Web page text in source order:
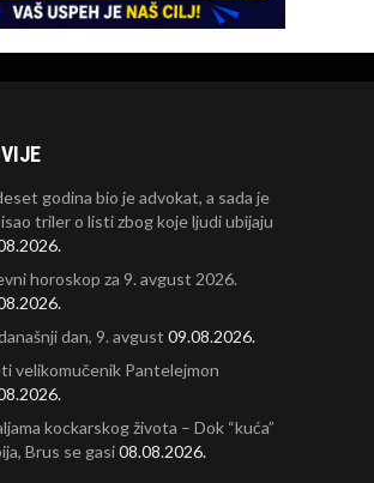
godina bio je advokat, a sada je
triler o listi zbog koje ljudi ubijaju
horoskop za 9. avgust 2026.
dan, 9. avgust 09.08.2026.
velikomučenik Pantelejmon
kockarskog života – Dok “kuća”
Brus se gasi08.08.2026.